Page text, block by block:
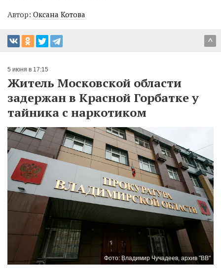
Автор: Оксана Котова
^
5 июня в 17:15
Житель Московской области
задержан в Красной Горбатке у
тайника с наркотиком
Фото: Владимир Чучадеев, архив "ВВ"